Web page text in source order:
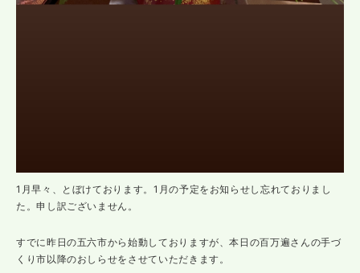
1月早々、とぼけております。1月の予定をお知らせし忘れておりまし
た。申し訳ございません。
すでに昨日の五六市から始動しておりますが、本日の百万遍さんの手づ
くり市以降のおしらせをさせていただきます。